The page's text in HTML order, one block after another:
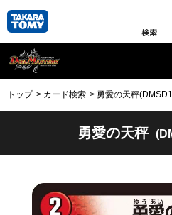
検索
トップ カード検索 勇愛の天秤
勇愛の天秤